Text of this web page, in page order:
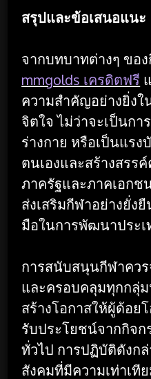
สรุปและข้อเสนอแนะ
จากบทบาทต่างๆ ขอ
mmgolds เครดิตฟรี
ความสำคัญอย่างยิ่ง
จิตใจ ไม่ว่าจะเป็นกา
ร่างกาย หรือเป็นแร
ตนเองและสร้างสรร
ภาครัฐและภาคเอกช
ส่งเสริมกีฬาอย่างยั่ง
มือในการพัฒนาประเ
การสนับสนุนกีฬาคว
และครอบคลุมทุกกลุ่
สร้างโอกาสให้ผู้ด้อย
รับประโยชน์จากกิจ
ทั่วไป การปฏิบัติดังก
สังคมที่มีความเท่าเที